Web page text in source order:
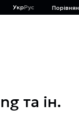
УкрРус
та ін.